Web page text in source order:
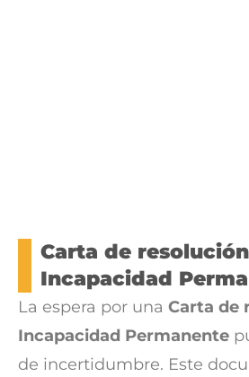
Carta de
Incapacidad
La espera por una Carta de
Incapacidad Permanente
de incertidumbre. Este